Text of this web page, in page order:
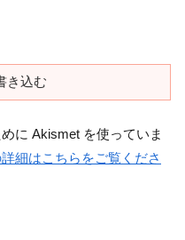
き込む
に Akismet を使っていま
細はこちらをご覧くださ